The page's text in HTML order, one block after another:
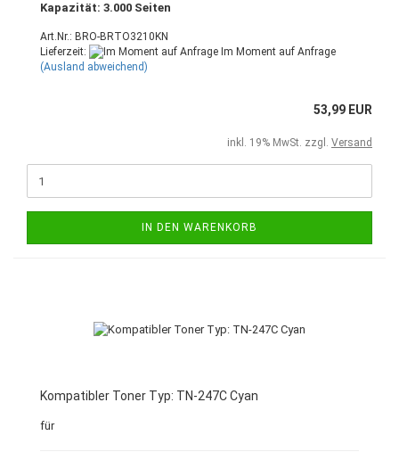
Kapazität: 3.000 Seiten
Art.Nr.: BRO-BRTO3210KN
Lieferzeit:
Im Moment auf Anfrage
(Ausland abweichend)
53,99 EUR
inkl. 19% MwSt. zzgl. Versand
IN DEN WARENKORB
Kompatibler Toner Typ: TN-247C Cyan
für